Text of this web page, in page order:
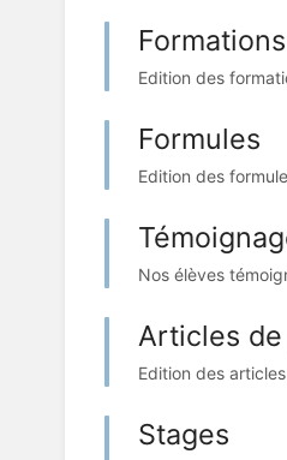
Formations
Edition des
Formules
Edition des
Nos élèves
Articles
Edition des
Stages